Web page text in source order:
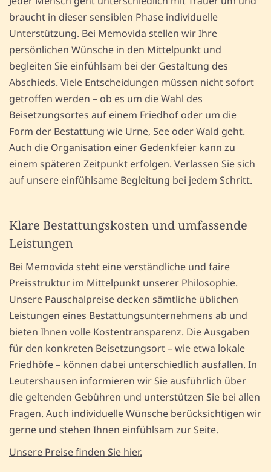
braucht in dieser sensiblen Phase individuelle
Unterstützung. Bei Memovida stellen wir Ihre
persönlichen Wünsche in den Mittelpunkt und
begleiten Sie einfühlsam bei der Gestaltung des
Abschieds. Viele Entscheidungen müssen nicht sofort
getroffen werden – ob es um die Wahl des
Beisetzungsortes auf einem Friedhof oder um die
Form der Bestattung wie Urne, See oder Wald geht.
Auch die Organisation einer Gedenkfeier kann zu
einem späteren Zeitpunkt erfolgen. Verlassen Sie sich
auf unsere einfühlsame Begleitung bei jedem Schritt.
Klare Bestattungskosten und umfassende
Leistungen
Bei Memovida steht eine verständliche und faire
Preisstruktur im Mittelpunkt unserer Philosophie.
Unsere Pauschalpreise decken sämtliche üblichen
Leistungen eines Bestattungsunternehmens ab und
bieten Ihnen volle Kostentransparenz. Die Ausgaben
für den konkreten Beisetzungsort – wie etwa lokale
Friedhöfe – können dabei unterschiedlich ausfallen. In
Leutershausen informieren wir Sie ausführlich über
die geltenden Gebühren und unterstützen Sie bei allen
Fragen. Auch individuelle Wünsche berücksichtigen wir
gerne und stehen Ihnen einfühlsam zur Seite.
Unsere Preise finden Sie hier.